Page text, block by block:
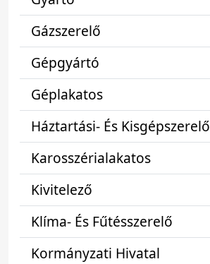
Gázszerelő
Gépgyártó
Géplakatos
Háztartási- És Kisgépszerelő
Karosszérialakatos
Kivitelező
Klíma- És Fűtésszerelő
Kormányzati Hivatal